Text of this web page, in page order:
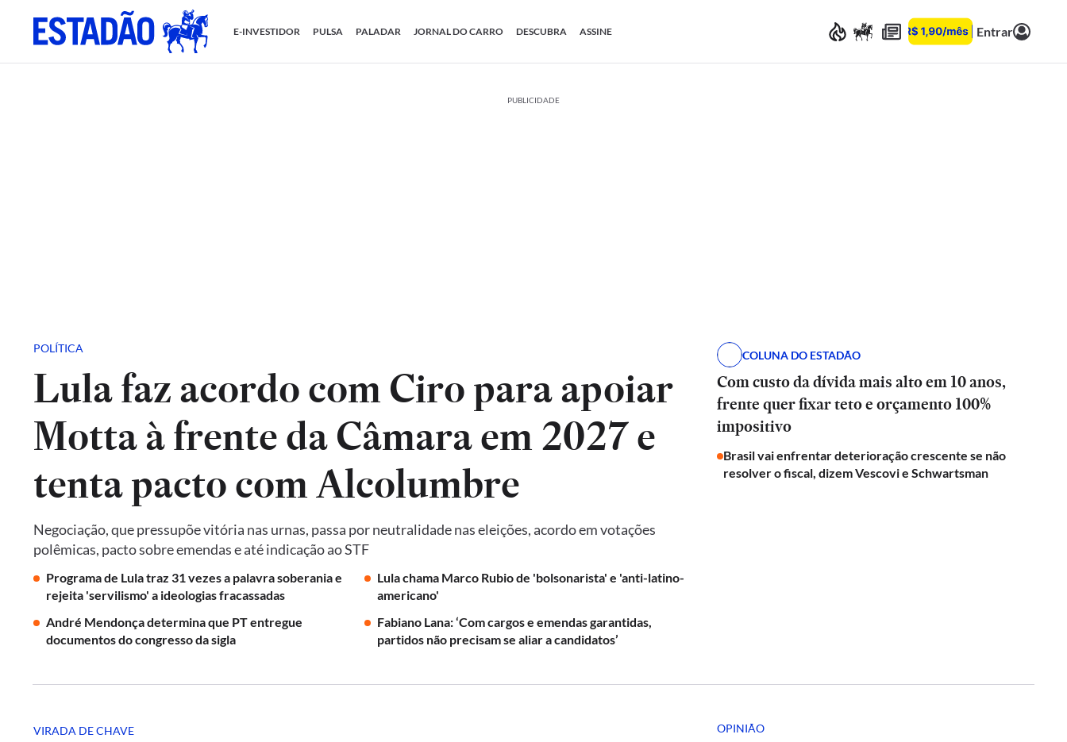
E-INVESTIDOR PULSA PALADAR JORNAL DO CARRO DESCUBRA ASSINE Entrar
PUBLICIDADE
POLÍTICA
Lula faz acordo com Ciro para apoiar
Motta à frente da Câmara em 2027 e
tenta pacto com Alcolumbre
Negociação, que pressupõe vitória nas urnas, passa por neutralidade nas eleições, acordo em votações
polêmicas, pacto sobre emendas e até indicação ao STF
Programa de Lula traz 31 vezes a palavra soberania e
rejeita 'servilismo' a ideologias fracassadas
Lula chama Marco Rubio de 'bolsonarista' e 'anti-latino-
americano'
André Mendonça determina que PT entregue
documentos do congresso da sigla
Fabiano Lana: ‘Com cargos e emendas garantidas,
partidos não precisam se aliar a candidatos’
COLUNA DO ESTADÃO
Com custo da dívida mais alto em 10 anos,
frente quer fixar teto e orçamento 100%
impositivo
Brasil vai enfrentar deterioração crescente se não
resolver o fiscal, dizem Vescovi e Schwartsman
VIRADA DE CHAVE OPINIÃO